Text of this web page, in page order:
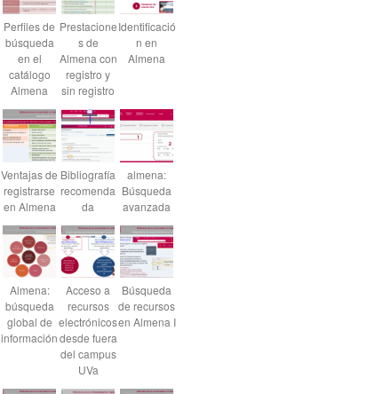
Perfiles de
búsqueda
en el
catálogo
Almena
Prestacione
s de
Almena con
registro y
sin registro
Identificació
n en
Almena
Ventajas de
registrarse
en Almena
Bibliografía
recomenda
da
almena:
Búsqueda
avanzada
Almena:
búsqueda
global de
información
Acceso a
recursos
electrónicos
desde fuera
del campus
UVa
Búsqueda
de recursos
en Almena I